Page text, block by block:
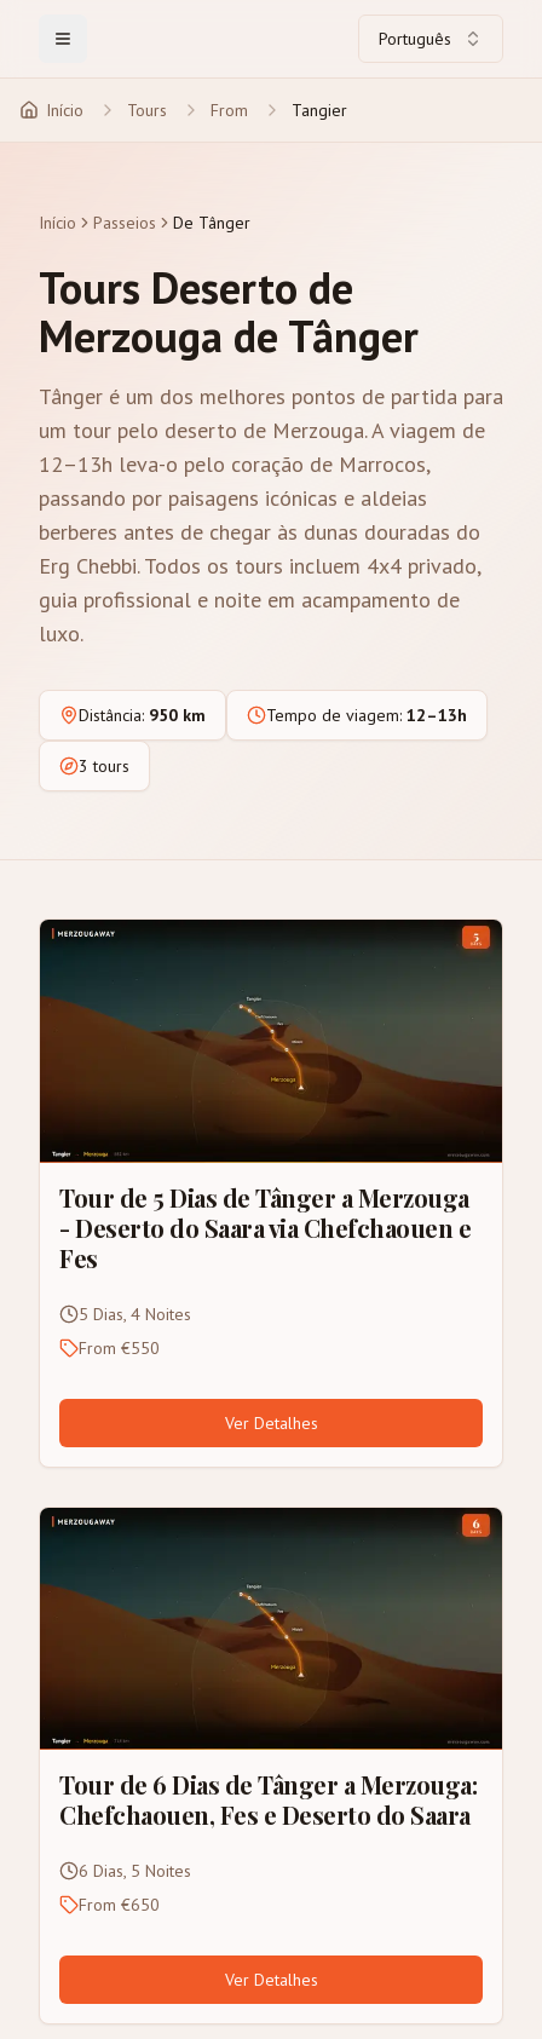
Toggle Menu Português
Início Tours From Tangier
Início Passeios De Tânger
Tours Deserto de
Merzouga de Tânger
Tânger é um dos melhores pontos de partida para
um tour pelo deserto de Merzouga. A viagem de
12–13h leva-o pelo coração de Marrocos,
passando por paisagens icónicas e aldeias
berberes antes de chegar às dunas douradas do
Erg Chebbi. Todos os tours incluem 4x4 privado,
guia profissional e noite em acampamento de
luxo.
Distância: 950 km Tempo de viagem: 12–13h
3 tours
Tour de 5 Dias de Tânger a Merzouga
- Deserto do Saara via Chefchaouen e
Fes
5 Dias, 4 Noites
From €550
Ver Detalhes
Tour de 6 Dias de Tânger a Merzouga:
Chefchaouen, Fes e Deserto do Saara
6 Dias, 5 Noites
From €650
Ver Detalhes